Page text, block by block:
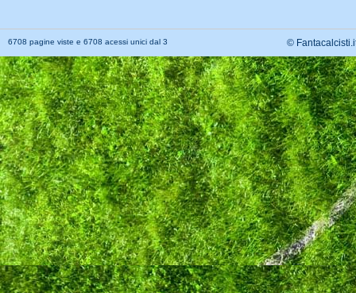
6708 pagine viste e 6708 acessi unici dal 3 ©